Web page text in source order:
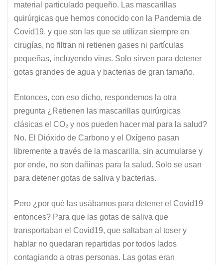
material particulado pequeño. Las mascarillas
quirúrgicas que hemos conocido con la Pandemia de
Covid19, y que son las que se utilizan siempre en
cirugías, no filtran ni retienen gases ni partículas
pequeñas, incluyendo virus. Solo sirven para detener
gotas grandes de agua y bacterias de gran tamaño.
Entonces, con eso dicho, respondemos la otra
pregunta ¿Retienen las mascarillas quirúrgicas
clásicas el CO₂ y nos pueden hacer mal para la salud?
No. El Dióxido de Carbono y el Oxígeno pasan
libremente a través de la mascarilla, sin acumularse y
por ende, no son dañinas para la salud. Solo se usan
para detener gotas de saliva y bacterias.
Pero ¿por qué las usábamos para detener el Covid19
entonces? Para que las gotas de saliva que
transportaban el Covid19, que saltaban al toser y
hablar no quedaran repartidas por todos lados
contagiando a otras personas. Las gotas eran